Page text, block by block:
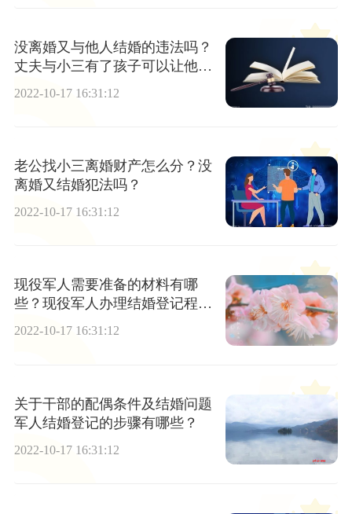
没离婚又与他人结婚的违法吗？
丈夫与小三有了孩子可以让他净
2022-10-17 16:31:12
老公找小三离婚财产怎么分？没
离婚又结婚犯法吗？
2022-10-17 16:31:12
现役军人需要准备的材料有哪
些？现役军人办理结婚登记程序
有哪些？
2022-10-17 16:31:12
关于干部的配偶条件及结婚问题
军人结婚登记的步骤有哪些？
2022-10-17 16:31:12